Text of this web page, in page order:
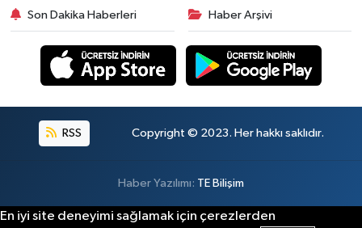
Son Dakika Haberleri Haber Arşivi
RSS Copyright © 2023. Her hakkı saklıdır.
Haber Yazılımı: TE Bilişim
En iyi site deneyimi sağlamak için çerezlerden